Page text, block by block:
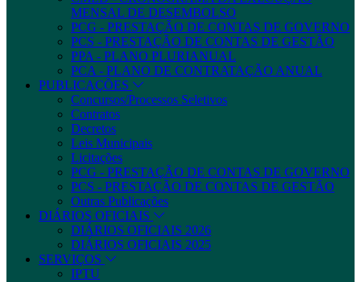
MENSAL DE DESEMBOLSO
PCG - PRESTAÇÃO DE CONTAS DE GOVERNO
PCS - PRESTAÇÃO DE CONTAS DE GESTÃO
PPA - PLANO PLURIANUAL
PCA - PLANO DE CONTRATAÇÃO ANUAL
PUBLICAÇÕES
Concursos/Processos Seletivos
Contratos
Decretos
Leis Municipais
Licitações
PCG - PRESTAÇÃO DE CONTAS DE GOVERNO
PCS - PRESTAÇÃO DE CONTAS DE GESTÃO
Outras Publicações
DIÁRIOS OFICIAIS
DIÁRIOS OFICIAIS 2026
DIÁRIOS OFICIAIS 2025
SERVIÇOS
IPTU